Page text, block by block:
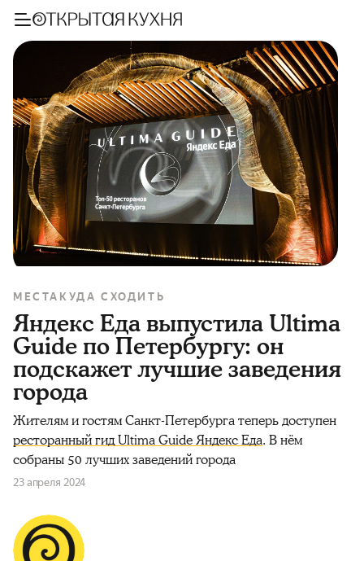
МЕСТА КУДА СХОДИТЬ
Яндекс Еда выпустила Ultima
Guide по Петербургу: он
подскажет лучшие заведения
города
Жителям и гостям Санкт-Петербурга теперь доступен
ресторанный гид Ultima Guide Яндекс Еда. В нём
собраны 50 лучших заведений города
23 апреля 2024